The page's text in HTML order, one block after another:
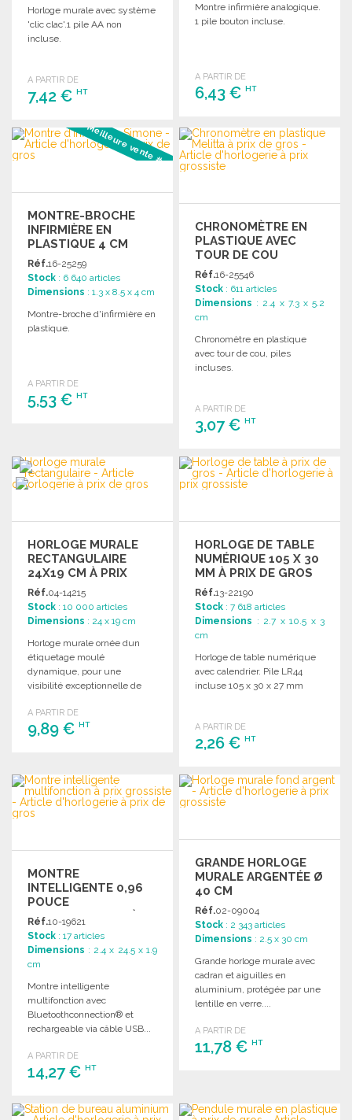
Horloge murale avec système
'clic clac'.1 pile AA non
incluse.
A PARTIR DE
7,42 € HT
COMMANDER
Demander un devis
Montre infirmière analogique.
1 pile bouton incluse.
A PARTIR DE
6,43 €HT
COMMANDER
Demander un devis
Meilleure vente #3
MONTRE-BROCHE
INFIRMIÈRE EN
PLASTIQUE 4 CM
Réf.16-25259
Stock : 6 640 articles
Dimensions : 1.3 x 8.5 x 4 cm
Montre-broche d'infirmière en
plastique.
A PARTIR DE
5,53 € HT
Demander un devis
CHRONOMÈTRE EN
PLASTIQUE AVEC
TOUR DE COU
Réf.16-25546
Stock : 611 articles
Dimensions : 2.4 x 7.3 x 5.2
cm
Chronomètre en plastique
avec tour de cou, piles
incluses.
A PARTIR DE
3,07 €HT
COMMANDER
Demander un devis
HORLOGE MURALE
RECTANGULAIRE
24X19 CM À PRIX
GROSSISTE
Réf.04-14215
Stock : 10 000 articles
Dimensions : 24 x 19 cm
Horloge murale ornée dun
étiquetage moulé
dynamique, pour une
visibilité exceptionnelle de
A PARTIR DE
9,89 € HT
Demander un devis
HORLOGE DE TABLE
NUMÉRIQUE 105 X 30
MM À PRIX DE GROS
Réf.13-22190
Stock : 7 618 articles
Dimensions : 2.7 x 10.5 x 3
cm
Horloge de table numérique
avec calendrier. Pile LR44
incluse 105 x 30 x 27 mm
A PARTIR DE
2,26 €HT
COMMANDER
Demander un devis
MONTRE
INTELLIGENTE 0,96
POUCE
MULTIFONCTION À
PRIX GROSSISTE
Réf.10-19621
Stock : 17 articles
Dimensions : 2.4 x 24.5 x 1.9
cm
Montre intelligente
multifonction avec
Bluetoothconnection® et
rechargeable via câble USB...
A PARTIR DE
14,27 € HT
COMMANDER
GRANDE HORLOGE
MURALE ARGENTÉE Ø
40 CM
Réf.02-09004
Stock : 2 343 articles
Dimensions : 2.5 x 30 cm
Grande horloge murale avec
cadran et aiguilles en
aluminium, protégée par une
lentille en verre....
A PARTIR DE
11,78 €HT
Demander un devis